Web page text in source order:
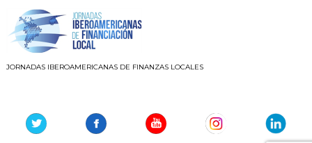
JORNADAS IBEROAMERICANAS DE FINANZAS LOCALES
Youtube Instagram Linkedin